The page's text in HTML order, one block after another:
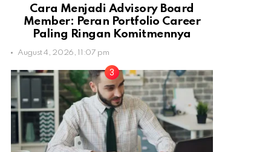
Cara Menjadi Advisory Board
Member: Peran Portfolio Career
Paling Ringan Komitmennya
August 4, 2026, 11:07 pm